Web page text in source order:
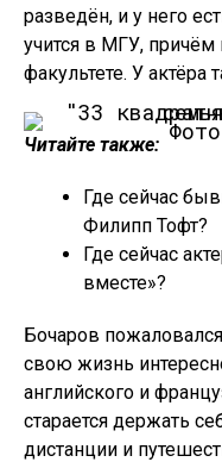
разведён, и у него
учится в МГУ,
факультете. У актёра
Читайте также:
Где сейчас
Филипп Тофт?
Где сейчас
вместе»?
Бочаров пожаловался
свою жизнь
английского и
старается держать
дистанции и